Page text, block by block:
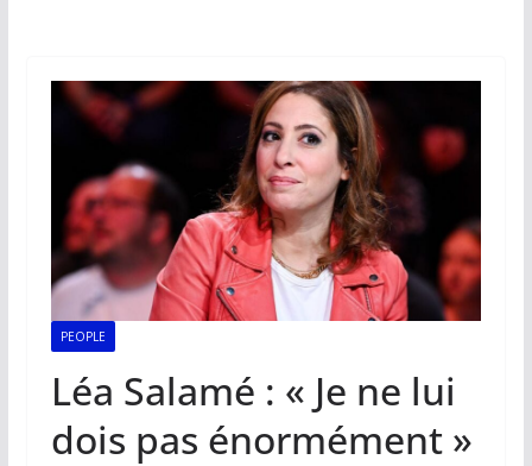
PEOPLE
Léa Salamé : « Je ne lui
dois pas énormément »